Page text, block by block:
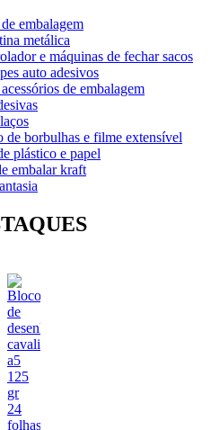
embalagem
metálica
e máquinas de fechar sacos
auto adesivos
de embalagem
de borbulhas e filme extensível
plástico e papel
embalar kraft